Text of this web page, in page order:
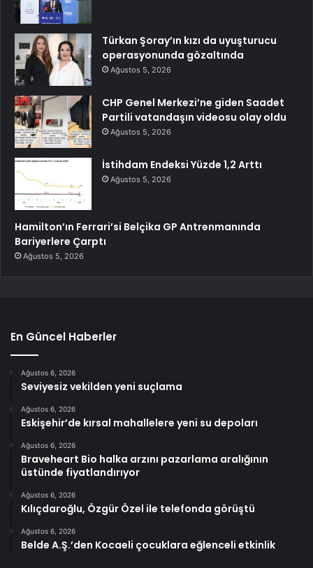
Türkan Şoray’ın kızı da uyuşturucu
operasyonunda gözaltında
Ağustos 5, 2026
CHP Genel Merkezi’ne giden Saadet
Partili vatandaşın videosu olay oldu
Ağustos 5, 2026
İstihdam Endeksi Yüzde 1,2 Arttı
Ağustos 5, 2026
Hamilton’ın Ferrari’si Belçika GP Antrenmanında
Bariyerlere Çarptı
Ağustos 5, 2026
En Güncel Haberler
Ağustos 6, 2026
Seviyesiz vekilden yeni suçlama
Ağustos 6, 2026
Eskişehir’de kırsal mahallelere yeni su depoları
Ağustos 6, 2026
Braveheart Bio halka arzını pazarlama aralığının
üstünde fiyatlandırıyor
Ağustos 6, 2026
Kılıçdaroğlu, Özgür Özel ile telefonda görüştü
Ağustos 6, 2026
Belde A.Ş.’den Kocaeli çocuklara eğlenceli etkinlik